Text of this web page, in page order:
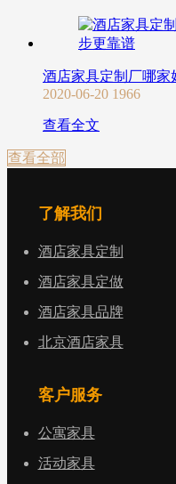
酒店家具定制厂哪家
2020-06-20 1966
查看全文
查看全部
了解我们
酒店家具定制
酒店家具定做
酒店家具品牌
北京酒店家具
客户服务
公寓家具
活动家具